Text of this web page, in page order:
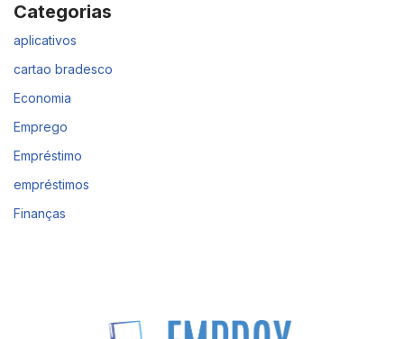
Categorias
aplicativos
cartao bradesco
Economia
Emprego
Empréstimo
empréstimos
Finanças